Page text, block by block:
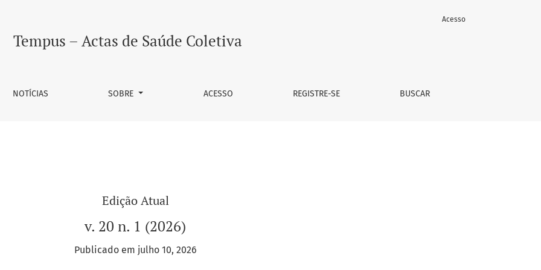
Tempus – Actas de Saúde Coletiva
NOTÍCIAS SOBRE ACESSO REGISTRE-SE BUSCAR
Acesso
Edição Atual
v. 20 n. 1 (2026)
Publicado em julho 10, 2026